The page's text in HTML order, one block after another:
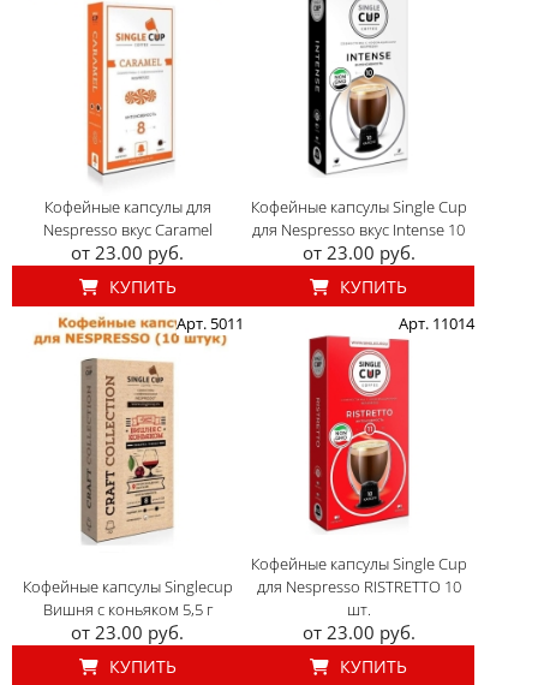
Кофейные капсулы для
Nespresso вкус Caramel
от 23.00 руб.
КУПИТЬ
Кофейные капсулы Single Cup
для Nespresso вкус Intense 10
от 23.00 руб.
КУПИТЬ
Арт. 5011
Кофейные капсулы Singlecup
Вишня с коньяком 5,5 г
от 23.00 руб.
КУПИТЬ
Арт. 11014
Кофейные капсулы Single Cup
для Nespresso RISTRETTO 10
шт.
от 23.00 руб.
КУПИТЬ